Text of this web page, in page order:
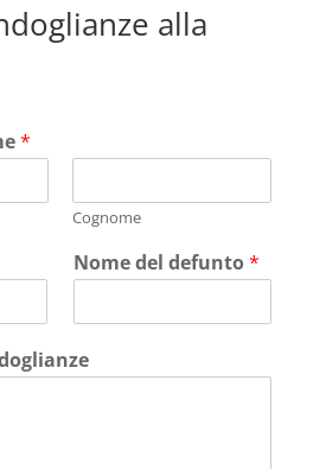
alla
*
Cognome
Nome del defunto*